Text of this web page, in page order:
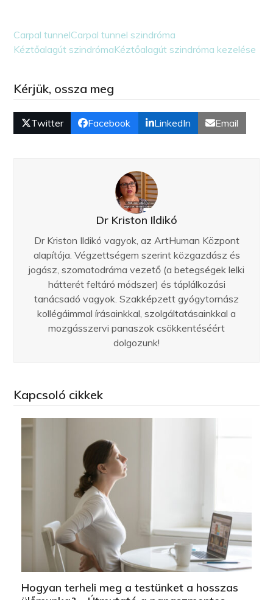
Carpal tunnelCarpal tunnel szindróma
Kéztőalagút szindrómaKéztőalagút szindróma kezelése
Kérjük, ossza meg
Twitter Facebook LinkedIn Email
Dr Kriston Ildikó
Dr Kriston Ildikó vagyok, az ArtHuman Központ
alapítója. Végzettségem szerint közgazdász és
jogász, szomatodráma vezető (a betegségek lelki
hátterét feltáró módszer) és táplálkozási
tanácsadó vagyok. Szakképzett gyógytornász
kollégáimmal írásainkkal, szolgáltatásainkkal a
mozgásszervi panaszok csökkentéséért
dolgozunk!
Kapcsoló cikkek
Hogyan terheli meg a testünket a hosszas